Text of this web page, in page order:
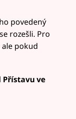
povedený
rozešli. Pro
ale pokud
ve